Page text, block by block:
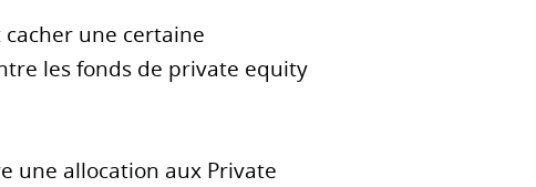
une certaine
les fonds de private equity
une allocation aux Private